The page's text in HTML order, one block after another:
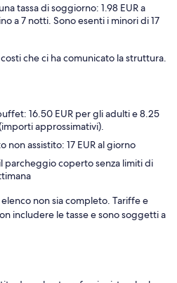
tassa di soggiorno: 1.98 EUR a
a 7 notti. Sono esenti i minori di 17
che ci ha comunicato la struttura.
16.50 EUR per gli adulti e 8.25
approssimativi).
non assistito: 17 EUR al giorno
parcheggio coperto senza limiti di
non sia completo. Tariffe e
includere le tasse e sono soggetti a